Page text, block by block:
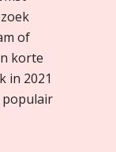
of
korte
in 2021
populair